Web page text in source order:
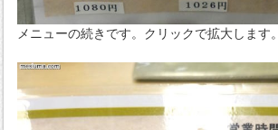
メニューの続きです。クリックで拡大します。